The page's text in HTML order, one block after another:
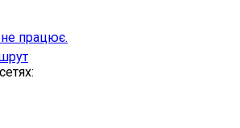
працює.